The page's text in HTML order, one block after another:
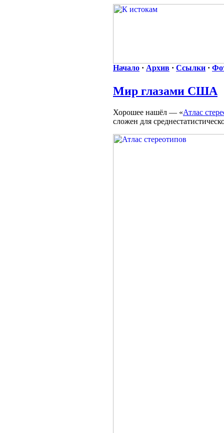
Начало · Архив · Ссылки ·
Мир глазами США
Хорошее нашёл — «Атлас
сложен для